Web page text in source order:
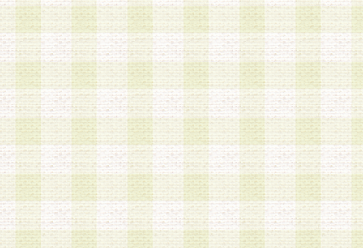
会員情報を本人の承諾なく第三者に開示すること
人を識別できる情報について第三者に開示または
社は事前に会員本人の同意を得るものとします。
3.前項の定めに拘わらず、当社は、以下の目的に
意を 得ることなく、会員個人を識別できる情報
づき選定した委託業者に対して当社の責任におい
できるものとします。な お、当社は、当該委託
契約を締結しこれを遵守させるとともに、本規約
の注意をもって当該情報を使用させるものとし ま
a.本サービスに係る謝礼、景品、調査サンプル品
b.会員からの電話、メール等の問い合わせなどへ